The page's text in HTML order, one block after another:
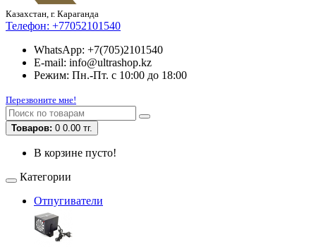
Казахстан, г. Караганда
Телефон: +77052101540
WhatsApp: +7(705)2101540
E-mail: info@ultrashop.kz
Режим: Пн.-Пт. с 10:00 до 18:00
Перезвоните мне!
Товаров: 0 0.00 тг.
В корзине пусто!
Категории
Отпугиватели